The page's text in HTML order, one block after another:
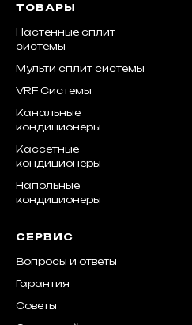
ТОВАРЫ
Настенные сплит
системы
Мульти сплит системы
VRF Системы
Канальные
кондиционеры
Кассетные
кондиционеры
Напольные
кондиционеры
СЕРВИС
Вопросы и ответы
Гарантия
Советы